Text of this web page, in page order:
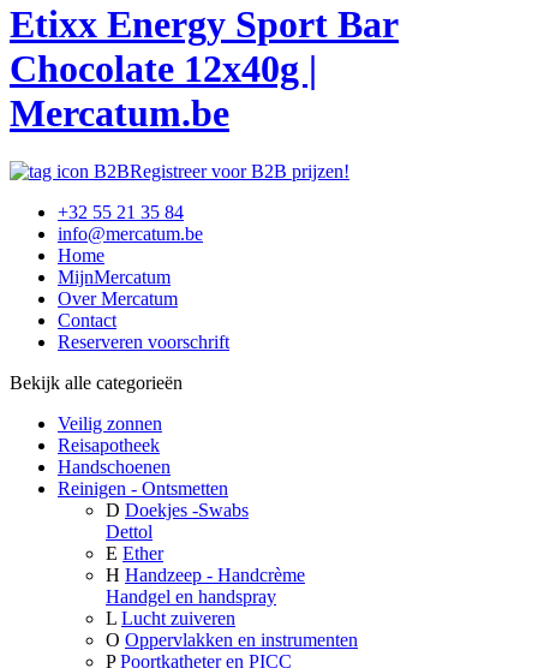
Etixx Energy Sport Bar
Chocolate 12x40g |
Mercatum.be
Registreer voor B2B prijzen!
+32 55 21 35 84
info@mercatum.be
Home
MijnMercatum
Over Mercatum
Contact
Reserveren voorschrift
Bekijk alle categorieën
Veilig zonnen
Reisapotheek
Handschoenen
Reinigen - Ontsmetten
D Doekjes -Swabs
Dettol
E Ether
H Handzeep - Handcrème
Handgel en handspray
L Lucht zuiveren
O Oppervlakken en instrumenten
P Poortkatheter en PICC